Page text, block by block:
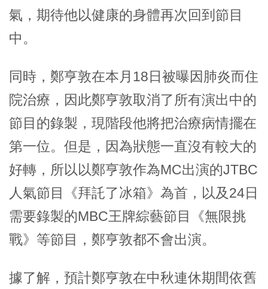
氣，期待他以健康的身體再次回到節目
中。
同時，鄭亨敦在本月18日被曝因肺炎而住
院治療，因此鄭亨敦取消了所有演出中的
節目的錄製，現階段他將把治療病情擺在
第一位。但是，因為狀態一直沒有較大的
好轉，所以以鄭亨敦作為MC出演的JTBC
人氣節目《拜託了冰箱》為首，以及24日
需要錄製的MBC王牌綜藝節目《無限挑
戰》等節目，鄭亨敦都不會出演。
據了解，預計鄭亨敦在中秋連休期間依舊